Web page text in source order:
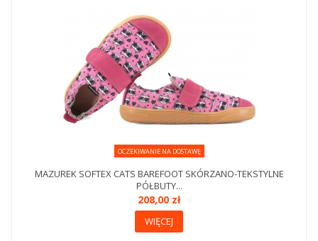
OCZEKIWANIE NA DOSTAWĘ
MAZUREK SOFTEX CATS BAREFOOT SKÓRZANO-TEKSTYLNE
PÓŁBUTY...
208,00 zł
WIĘCEJ